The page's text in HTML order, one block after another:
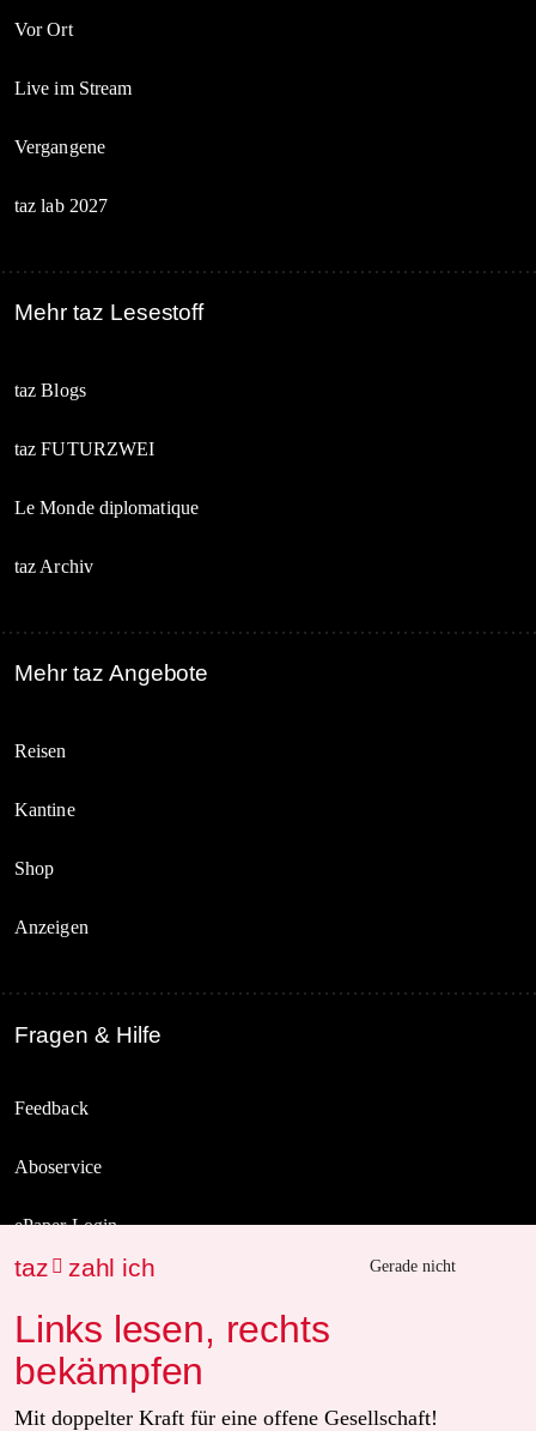
Vor Ort
Live im Stream
Vergangene
taz lab 2027
Mehr taz Lesestoff
taz Blogs
taz FUTURZWEI
Le Monde diplomatique
taz Archiv
Mehr taz Angebote
Reisen
Kantine
Shop
Anzeigen
Fragen & Hilfe
Feedback
Aboservice
ePaper Login
© 2026 taz Verlags und Vertriebs GmbH
Alle Rechte vorbehalten. Bei rechtlichen Fragen oder für Genehmigungen
taz  zahl ich Gerade nicht
Links lesen, rechts
bekämpfen
Mit doppelter Kraft für eine offene Gesellschaft!